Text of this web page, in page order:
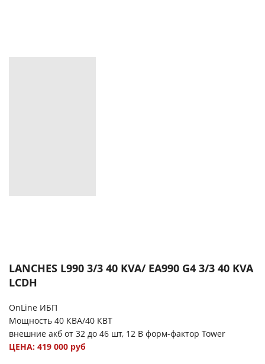
LANCHES L990 3/3 40 KVA/ EA990 G4 3/3 40 KVA
LCDH
OnLine ИБП
Мощность 40 КВА/40 КВТ
внешние акб от 32 до 46 шт, 12 В форм-фактор Tower
ЦЕНА: 419 000 руб